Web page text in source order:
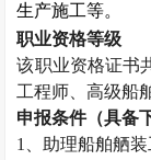
生产施工等。
职业资格等级
该职业资格证书
工程师、高级船
申报条件（具备
1
、助理船舶舾装